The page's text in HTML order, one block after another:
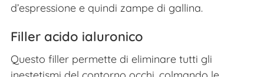
d’espressione e quindi zampe di gallina.
Filler acido ialuronico
Questo filler permette di eliminare tutti gli